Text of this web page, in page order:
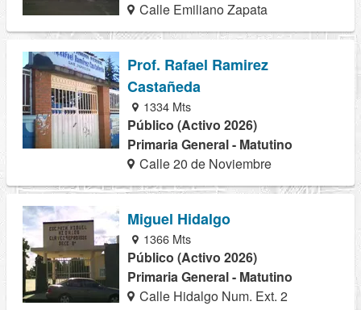
Calle Emiliano Zapata
Prof. Rafael Ramirez
Castañeda
1334 Mts
Público (Activo 2026)
Primaria General - Matutino
Calle 20 de Noviembre
Miguel Hidalgo
1366 Mts
Público (Activo 2026)
Primaria General - Matutino
Calle Hidalgo Num. Ext. 2